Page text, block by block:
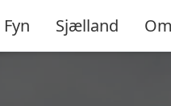
Fyn Sjælland